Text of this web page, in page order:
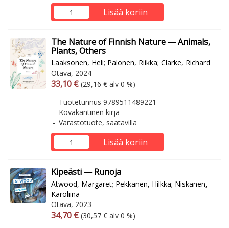
Lisää koriin
The Nature of Finnish Nature — Animals,
Plants, Others
Laaksonen, Heli; Palonen, Riikka; Clarke, Richard
Otava, 2024
Arvonlisäverollinen hinta
33,10 € Arvonlisäveroton hinta
(29,16 € alv 0 %)
Tuotetunnus 9789511489221
Kovakantinen kirja
Varastotuote, saatavilla
Lisää koriin
Kipeästi — Runoja
Atwood, Margaret; Pekkanen, Hilkka; Niskanen,
Karoliina
Otava, 2023
Arvonlisäverollinen hinta
34,70 € Arvonlisäveroton hinta
(30,57 € alv 0 %)